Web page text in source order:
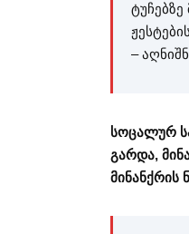
–
სოცალურ
გარდა,
მინანქრის